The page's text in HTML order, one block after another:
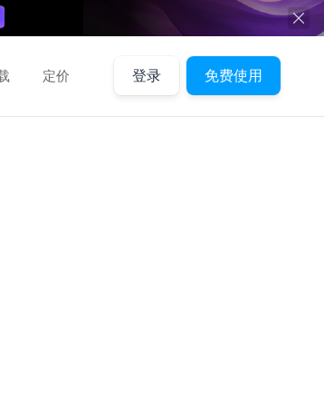
定价 登录 免费使用
息 全部已读
文件 团队 社区 公告